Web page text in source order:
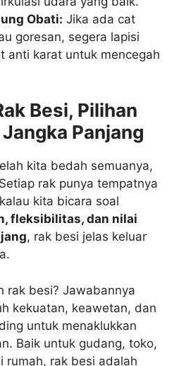
Obati: Jika ada cat
goresan, segera lapisi
anti karat untuk mencegah
Besi, Pilihan
Panjang
kita bedah semuanya,
rak punya tempatnya
kita bicara soal
fleksibilitas, dan nilai
, rak besi jelas keluar
rak besi? Jawabannya
kekuatan, keawetan, dan
untuk menaklukkan
Baik untuk gudang, toko,
rumah, rak besi adalah